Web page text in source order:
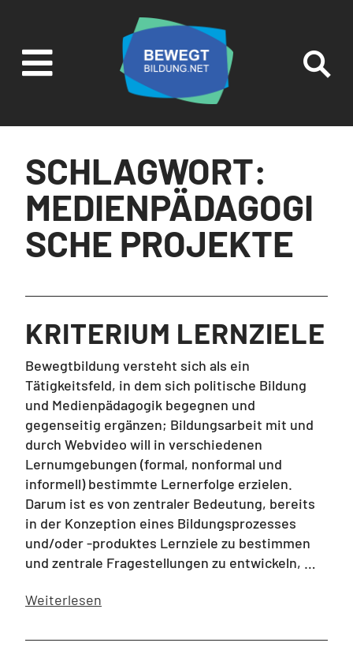
SCHLAGWORT:
MEDIENPÄDAGOGI
SCHE PROJEKTE
KRITERIUM LERNZIELE
Bewegtbildung versteht sich als ein
Tätigkeitsfeld, in dem sich politische Bildung
und Medienpädagogik begegnen und
gegenseitig ergänzen; Bildungsarbeit mit und
durch Webvideo will in verschiedenen
Lernumgebungen (formal, nonformal und
informell) bestimmte Lernerfolge erzielen.
Darum ist es von zentraler Bedeutung, bereits
in der Konzeption eines Bildungsprozesses
und/oder -produktes Lernziele zu bestimmen
und zentrale Fragestellungen zu entwickeln, …
Weiterlesen
SUCHEN UND
FILTERN